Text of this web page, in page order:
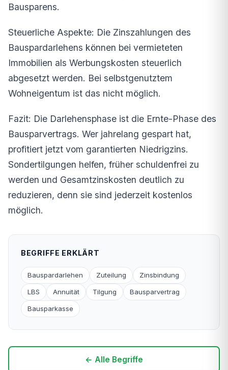
Bausparens.
Steuerliche Aspekte: Die Zinszahlungen des
Bauspardarlehens können bei vermieteten
Immobilien als Werbungskosten steuerlich
abgesetzt werden. Bei selbstgenutztem
Wohneigentum ist das nicht möglich.
Fazit: Die Darlehensphase ist die Ernte-Phase des
Bausparvertrags. Wer jahrelang gespart hat,
profitiert jetzt vom garantierten Niedrigzins.
Sondertilgungen helfen, früher schuldenfrei zu
werden und Gesamtzinskosten deutlich zu
reduzieren, denn sie sind jederzeit kostenlos
möglich.
BEGRIFFE ERKLÄRT
Bauspardarlehen Zuteilung Zinsbindung
LBS Annuität Tilgung Bausparvertrag
Bausparkasse
← Alle Begriffe